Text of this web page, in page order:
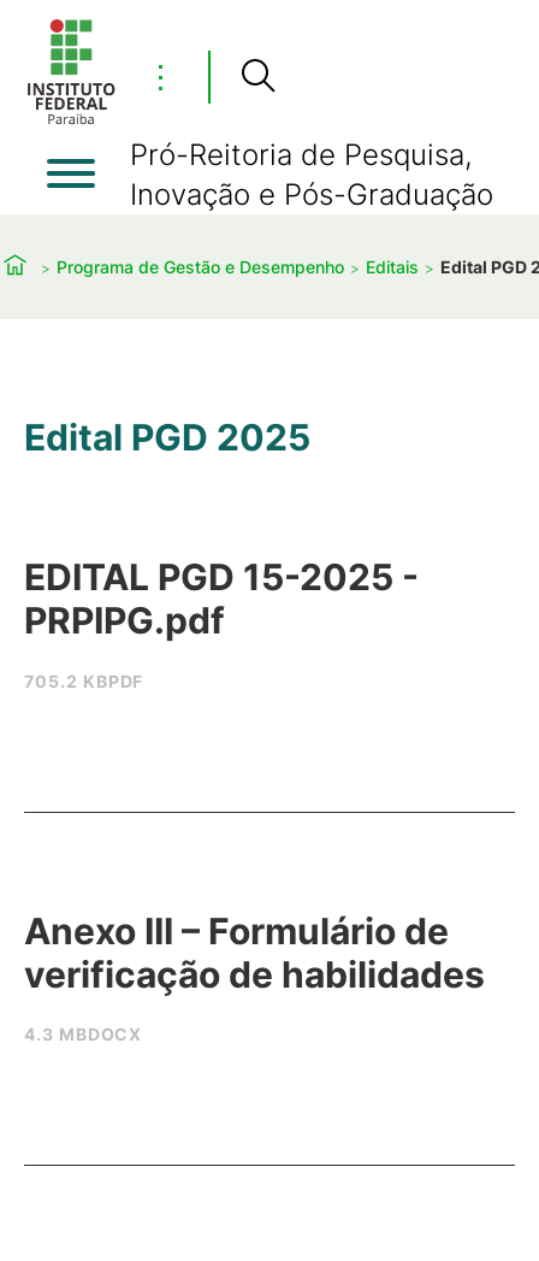
⋮
Pró-Reitoria de Pesquisa,
Inovação e Pós-Graduação
Programa de Gestão e Desempenho Editais Edital PGD
Edital PGD 2025
705.2 KBPDF
EDITAL PGD 15-2025 -
PRPIPG.pdf
4.3 MBDOCX
Anexo III – Formulário de
verificação de habilidades